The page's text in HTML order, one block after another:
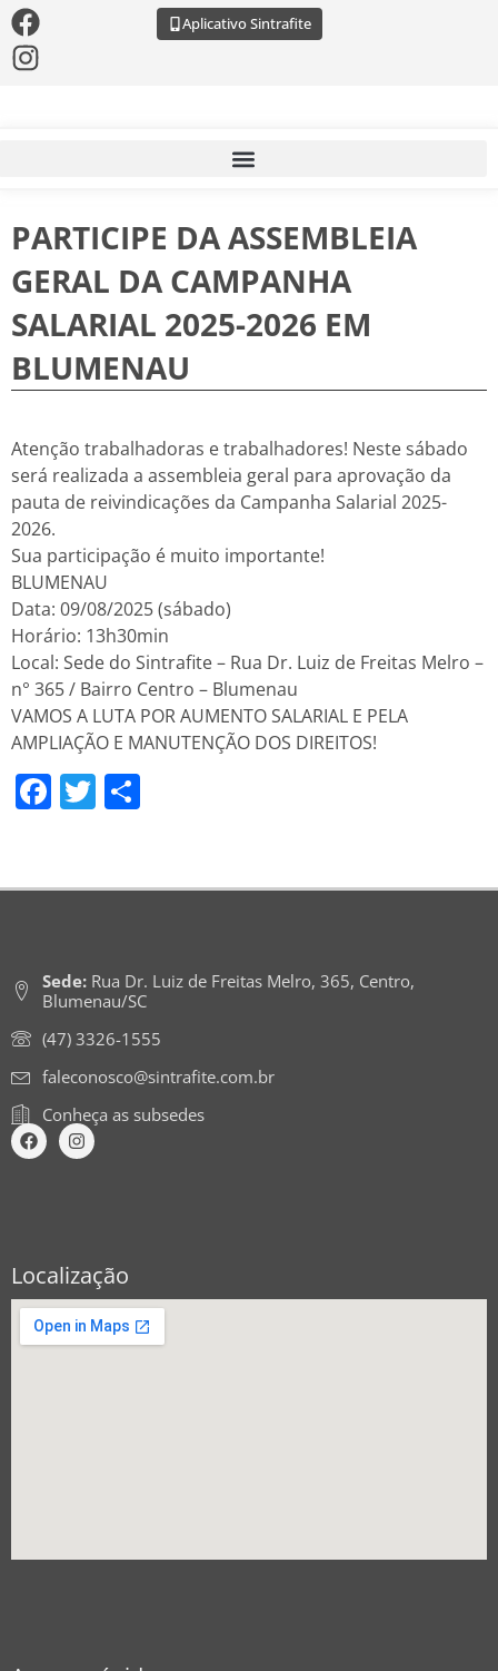
Aplicativo Sintrafite
PARTICIPE DA ASSEMBLEIA
GERAL DA CAMPANHA
SALARIAL 2025-2026 EM
BLUMENAU
Atenção trabalhadoras e trabalhadores! Neste sábado
será realizada a assembleia geral para aprovação da
pauta de reivindicações da Campanha Salarial 2025-
2026.
Sua participação é muito importante!
BLUMENAU
Data: 09/08/2025 (sábado)
Horário: 13h30min
Local: Sede do Sintrafite – Rua Dr. Luiz de Freitas Melro –
n° 365 / Bairro Centro – Blumenau
VAMOS A LUTA POR AUMENTO SALARIAL E PELA
AMPLIAÇÃO E MANUTENÇÃO DOS DIREITOS!
Facebook
Twitter
Sede:Rua Dr. Luiz de Freitas Melro, 365, Centro,
Blumenau/SC
(47) 3326-1555
faleconosco@sintrafite.com.br
Conheça as subsedes
Localização